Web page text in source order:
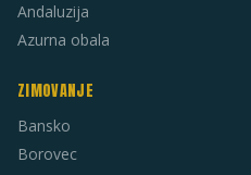
Andaluzija
Azurna obala
ZIMOVANJE
Bansko
Borovec